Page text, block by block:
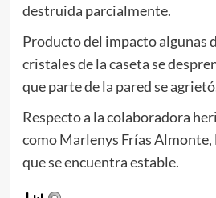
destruida parcialmente.
Producto del impacto algunas
cristales de la caseta se
que parte de la pared se
Respecto a la colaboradora
como Marlenys Frías
que se encuentra estable.